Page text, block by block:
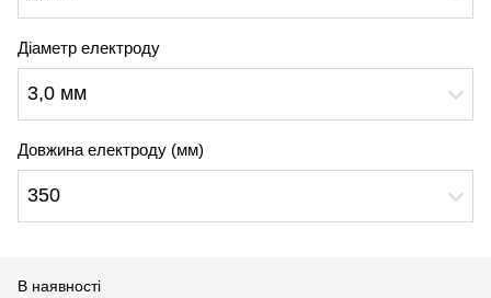
Діаметр електроду
3,0 мм
Довжина електроду (мм)
350
В наявності